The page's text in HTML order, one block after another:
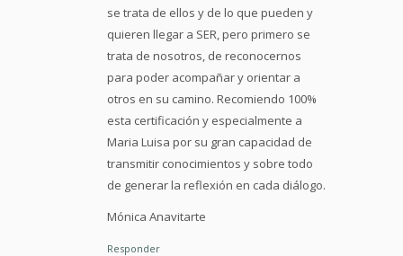
se trata de ellos y de lo que pueden y
quieren llegar a SER, pero primero se
trata de nosotros, de reconocernos
para poder acompañar y orientar a
otros en su camino. Recomiendo 100%
esta certificación y especialmente a
Maria Luisa por su gran capacidad de
transmitir conocimientos y sobre todo
de generar la reflexión en cada diálogo.
Mónica Anavitarte
Responder